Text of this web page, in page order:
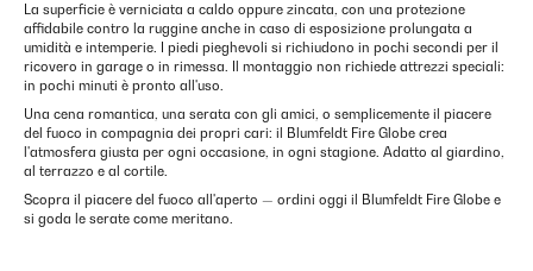
La superficie è verniciata a caldo oppure zincata, con una protezione
affidabile contro la ruggine anche in caso di esposizione prolungata a
umidità e intemperie. I piedi pieghevoli si richiudono in pochi secondi per il
ricovero in garage o in rimessa. Il montaggio non richiede attrezzi speciali:
in pochi minuti è pronto all'uso.
Una cena romantica, una serata con gli amici, o semplicemente il piacere
del fuoco in compagnia dei propri cari: il Blumfeldt Fire Globe crea
l'atmosfera giusta per ogni occasione, in ogni stagione. Adatto al giardino,
al terrazzo e al cortile.
Scopra il piacere del fuoco all'aperto — ordini oggi il Blumfeldt Fire Globe e
si goda le serate come meritano.